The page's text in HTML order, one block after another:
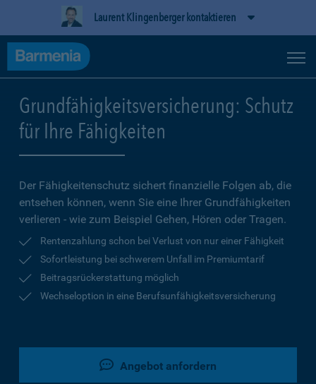
Laurent Klingenberger kontaktieren
Grundfähigkeitsversicherung: Schutz
für Ihre Fähigkeiten
Der Fähigkeitenschutz sichert finanzielle Folgen ab, die
entsehen können, wenn Sie eine Ihrer Grundfähigkeiten
verlieren - wie zum Beispiel Gehen, Hören oder Tragen.
Rentenzahlung schon bei Verlust von nur einer Fähigkeit
Sofortleistung bei schwerem Unfall im Premiumtarif
Beitragsrückerstattung möglich
Wechseloption in eine Berufsunfähigkeitsversicherung
Angebot anfordern